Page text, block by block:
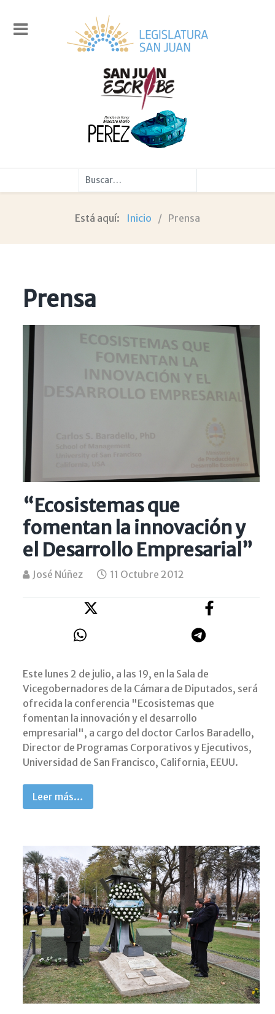
Buscar
Está aquí: Inicio Prensa
Prensa
“Ecosistemas que
fomentan la innovación y
el Desarrollo Empresarial”
José Núñez 11 Octubre 2012
Este lunes 2 de julio, a las 19, en la Sala de
Vicegobernadores de la Cámara de Diputados, será
ofrecida la conferencia "Ecosistemas que
fomentan la innovación y el desarrollo
empresarial", a cargo del doctor Carlos Baradello,
Director de Programas Corporativos y Ejecutivos,
Universidad de San Francisco, California, EEUU.
Leer más…